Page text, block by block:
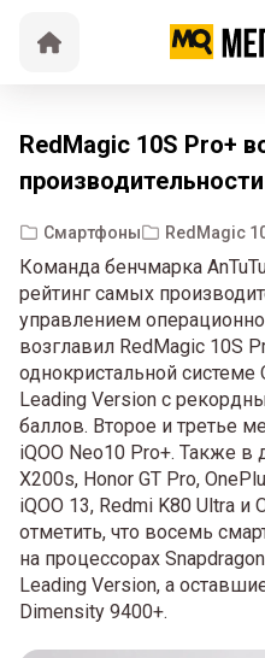
RedMagic 10S Pro+
Смартфоны RedMagic
Команда бенчмарка
рейтинг самых
управлением
возглавил RedMagic 10S
однокристальной системе
Leading Version c
баллов. Второе и третье
iQOO Neo10 Pro+. Также
X200s, Honor GT Pro,
iQOO 13, Redmi K80 Ultra и
отметить, что восемь
на процессорах
Leading Version, а
Dimensity 9400+.